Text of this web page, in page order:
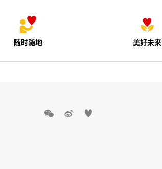
随时随地 美好未来
  